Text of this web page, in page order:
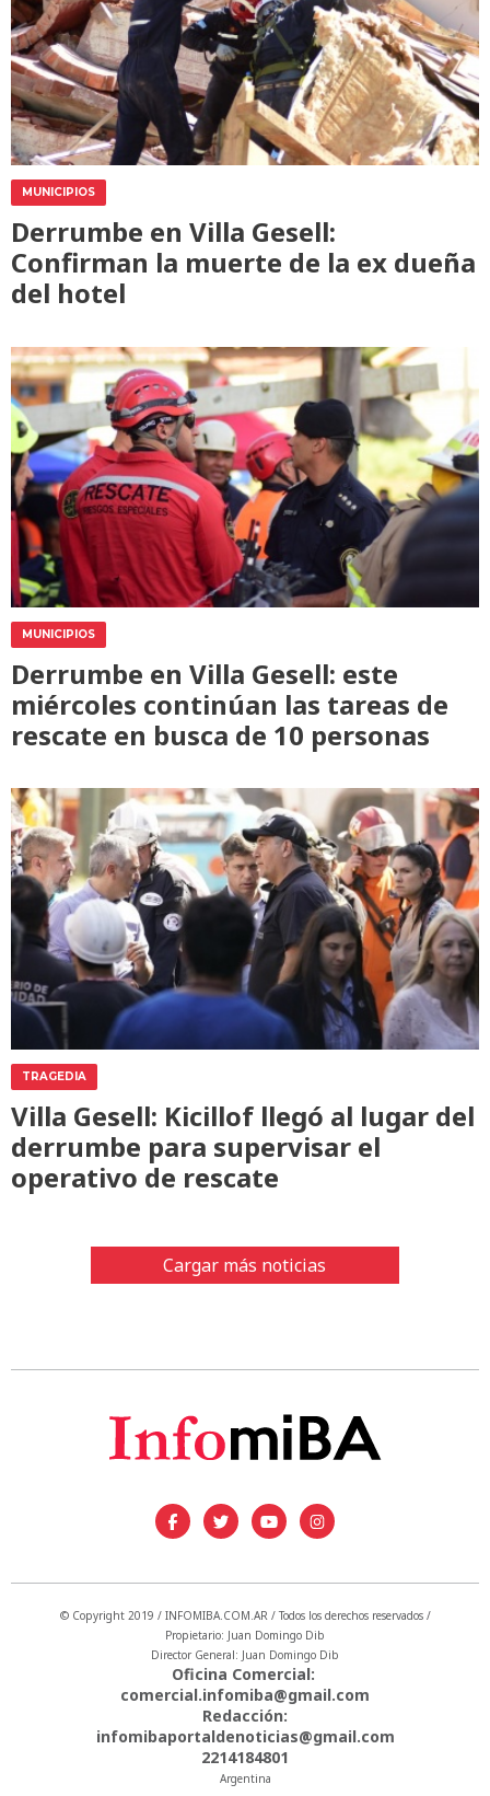
MUNICIPIOS
Derrumbe en Villa Gesell:
Confirman la muerte de la ex dueña
del hotel
MUNICIPIOS
Derrumbe en Villa Gesell: este
miércoles continúan las tareas de
rescate en busca de 10 personas
TRAGEDIA
Villa Gesell: Kicillof llegó al lugar del
derrumbe para supervisar el
operativo de rescate
Cargar más noticias
© Copyright 2019 / INFOMIBA.COM.AR / Todos los derechos reservados /
Propietario: Juan Domingo Dib
Director General: Juan Domingo Dib
Oficina Comercial:
comercial.infomiba@gmail.com
Redacción:
infomibaportaldenoticias@gmail.com
2214184801
Argentina